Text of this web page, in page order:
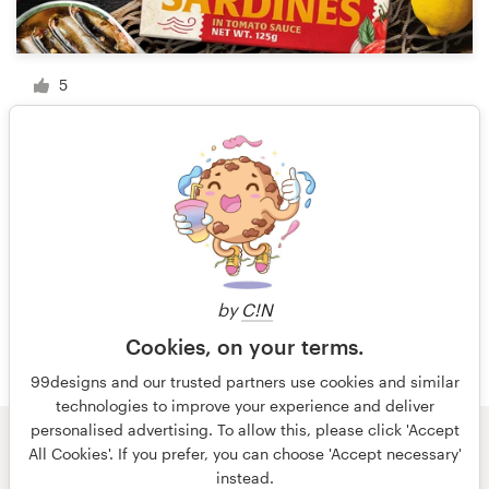
by C!N
Cookies, on your terms.
99designs and our trusted partners use cookies and similar
technologies to improve your experience and deliver
personalised advertising. To allow this, please click 'Accept
All Cookies'. If you prefer, you can choose 'Accept necessary'
instead.
5
1 de 7
© 99designs
de Vista
Términos y condiciones
Privacidad